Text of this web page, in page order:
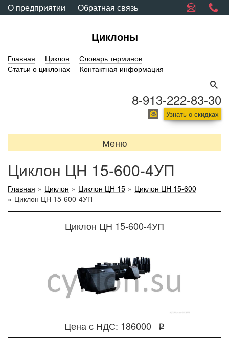
О предприятии Обратная связь
Циклоны
Главная Циклон
Словарь терминов
Статьи о циклонах
Контактная информация
8-913-222-83-30
Узнать о скидках
Меню
Циклон ЦН 15-600-4УП
Главная » Циклон » Циклон ЦН 15 » Циклон ЦН 15-600
» Циклон ЦН 15-600-4УП
Циклон ЦН 15-600-4УП
Цена с НДС: 186000 q